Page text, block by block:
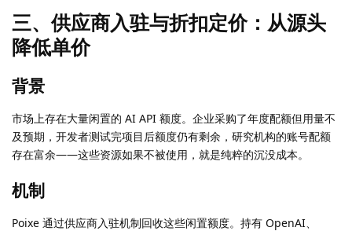
三、供应商入驻与折扣定价：从源头
降低单价
背景
市场上存在大量闲置的 AI API 额度。企业采购了年度配额但用量不
及预期，开发者测试完项目后额度仍有剩余，研究机构的账号配额
存在富余——这些资源如果不被使用，就是纯粹的沉没成本。
机制
Poixe 通过供应商入驻机制回收这些闲置额度。持有 OpenAI、